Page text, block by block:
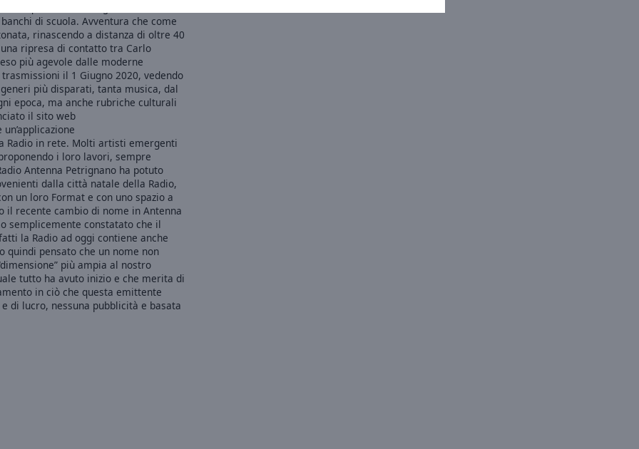
questi i nomi degli allora
di scuola. Avventura che come
rinascendo a distanza di oltre 40
ripresa di contatto tra Carlo
più agevole dalle moderne
il 1 Giugno 2020, vedendo
più disparati, tanta musica, dal
epoca, ma anche rubriche culturali
il sito web
Radio in rete. Molti artisti emergenti
i loro lavori, sempre
Antenna Petrignano ha potuto
dalla città natale della Radio,
un loro Format e con uno spazio a
il recente cambio di nome in Antenna
semplicemente constatato che il
la Radio ad oggi contiene anche
quindi pensato che un nome non
più ampia al nostro
tutto ha avuto inizio e che merita di
in ciò che questa emittente
di lucro, nessuna pubblicità e basata